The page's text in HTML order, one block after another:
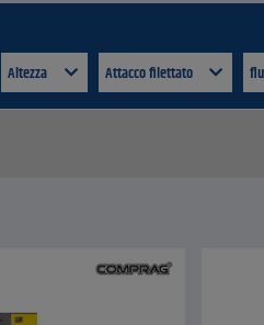
Altezza Attacco filettato